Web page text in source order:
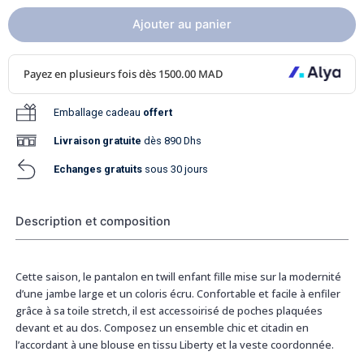
Ajouter au panier
Emballage cadeau offert
Livraison gratuite dès 890 Dhs
Echanges gratuits sous 30 jours
Description et composition
Cette saison, le pantalon en twill enfant fille mise sur la modernité
d’une jambe large et un coloris écru. Confortable et facile à enfiler
grâce à sa toile stretch, il est accessoirisé de poches plaquées
devant et au dos. Composez un ensemble chic et citadin en
l’accordant à une blouse en tissu Liberty et la veste coordonnée.